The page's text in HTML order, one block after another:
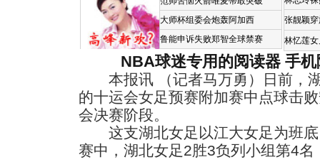
大师杯组委会炮轰阿加西
鲁能申诉失败郑智全球禁赛
张靓颖
林忆莲
NBA球迷专用的阅读器 手
本报讯 （记者马万勇）日前，
的十运会女足预赛附加赛中点球击
会决赛阶段。
这支湖北女足以江大女足为班底
赛中，湖北女足2胜3负列小组第4名